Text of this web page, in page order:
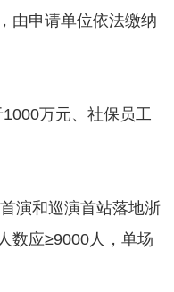
由申请单位依法缴纳
万元、社保员工
和巡演首站落地浙
数应≥9000人，单场